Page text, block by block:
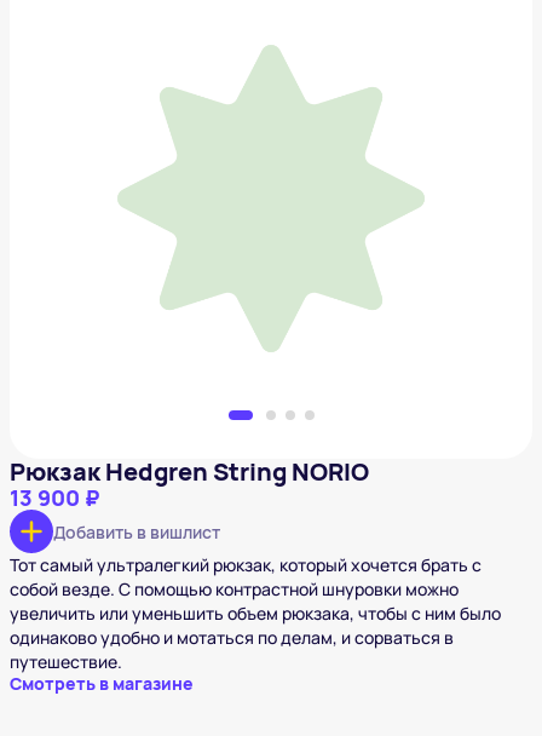
Рюкзак Hedgren String NORIO
13 900 ₽
Добавить в вишлист
Тот самый ультралегкий рюкзак, который хочется брать с
собой везде. С помощью контрастной шнуровки можно
увеличить или уменьшить объем рюкзака, чтобы с ним было
одинаково удобно и мотаться по делам, и сорваться в
путешествие.
Смотреть в магазине